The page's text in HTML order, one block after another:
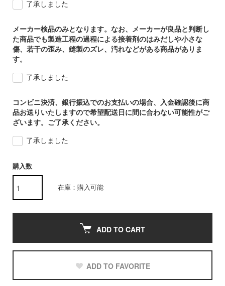
了承しました
メーカー検品のみとなります。なお、メーカーが良品と判断し
た商品でも製造工程の過程による接着剤のはみだしや小さな
傷、若干の歪み、縫製のズレ、汚れなどがある商品がありま
す。
了承しました
コンビニ決済、銀行振込でのお支払いの場合、入金確認後に商
品お送りいたしますので希望配送日に間に合わない可能性がご
ざいます。ご了承ください。
了承しました
購入数
在庫：購入可能
ADD TO CART
ADD TO FAVORITE